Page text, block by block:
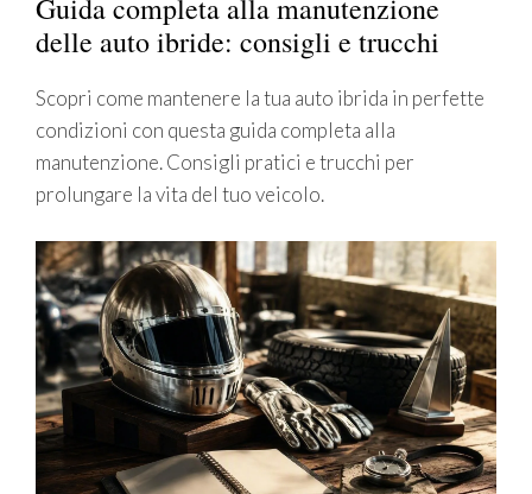
Guida completa alla manutenzione
delle auto ibride: consigli e trucchi
Scopri come mantenere la tua auto ibrida in perfette
condizioni con questa guida completa alla
manutenzione. Consigli pratici e trucchi per
prolungare la vita del tuo veicolo.